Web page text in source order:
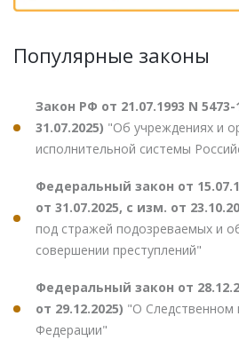
Популярные законы
Закон РФ от 21.07.1993 N
31.07.2025) "Об учреждениях и
исполнительной системы
Федеральный закон от
от 31.07.2025, с изм. от
под стражей подозреваемых и
совершении преступлений"
Федеральный закон от
от 29.12.2025) "О Следственном
Федерации"